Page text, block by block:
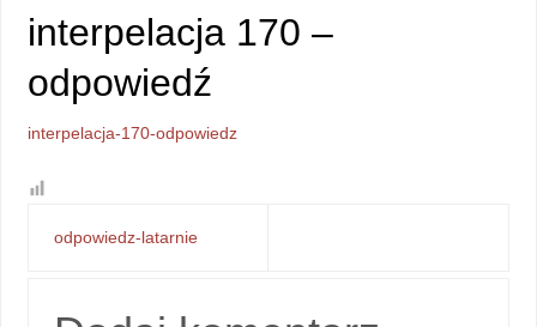
interpelacja 170 –
odpowiedź
interpelacja-170-odpowiedz
odpowiedz-latarnie